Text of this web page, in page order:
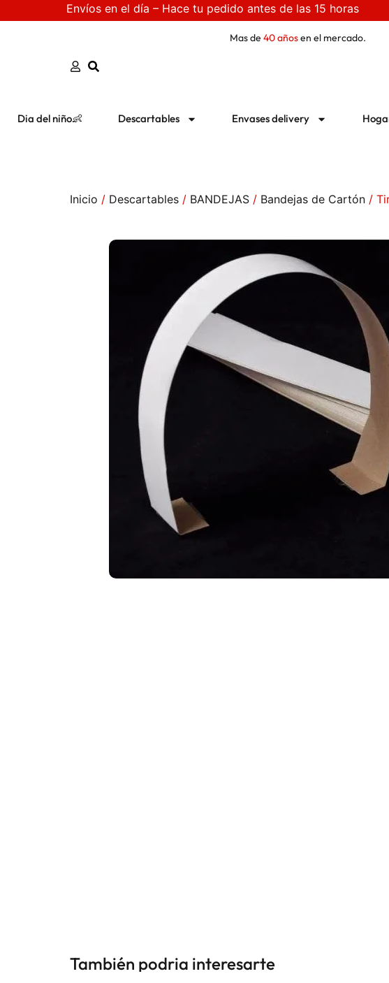
Envíos en el día – Hace tu pedido antes de las 15 horas
Mas de 40 añosen el mercado.
Dia del niño👶 Descartables Envases delivery
Inicio / Descartables / BANDEJAS / Bandejas de Cartón /
También podria interesarte